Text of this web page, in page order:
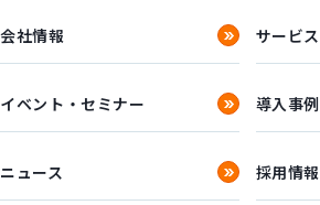
会社情報 サービス
イベント・セミナー 導入事例
ニュース 採用情報